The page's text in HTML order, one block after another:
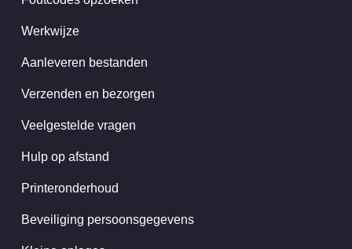
Werkwijze
Aanleveren bestanden
Verzenden en bezorgen
Veelgestelde vragen
Hulp op afstand
Printeronderhoud
Beveiliging persoonsgegevens